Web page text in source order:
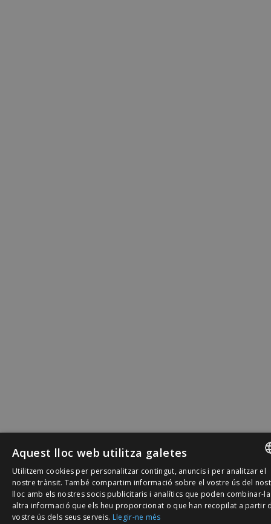
SPANISH
CATALÀ
Aquest lloc web utilitza galetes
Utilitzem cookies per personalitzar contingut, anuncis i per analitzar el
nostre trànsit. També compartim informació sobre el vostre ús del
lloc amb els nostres socis publicitaris i analítics que poden combinar-
altra informació que els heu proporcionat o que han recopilat a partir
vostre ús dels seus serveis. Llegir-ne més